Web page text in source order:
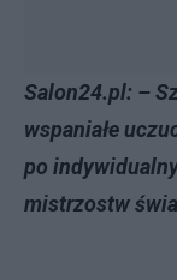
Salon24.pl: –
wspaniałe
po
mistrzostw